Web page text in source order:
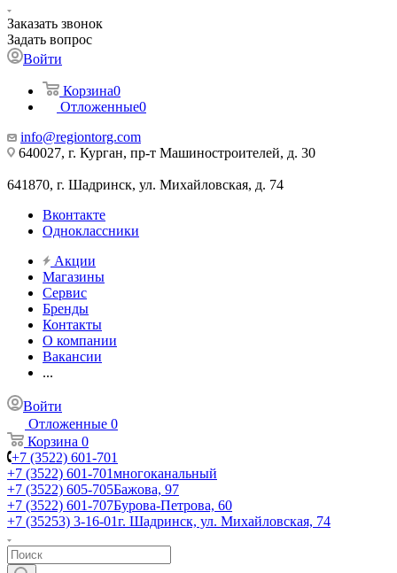
Заказать звонок
Задать вопрос
Войти
Корзина0
Отложенные0
info@regiontorg.com
640027, г. Курган, пр-т Машиностроителей, д. 30
641870, г. Шадринск, ул. Михайловская, д. 74
Вконтакте
Одноклассники
Акции
Магазины
Сервис
Бренды
Контакты
О компании
Вакансии
...
Войти
Отложенные 0
Корзина 0
+7 (3522) 601-701
+7 (3522) 601-701многоканальный
+7 (3522) 605-705Бажова, 97
+7 (3522) 601-707Бурова-Петрова, 60
+7 (35253) 3-16-01г. Шадринск, ул. Михайловская, 74